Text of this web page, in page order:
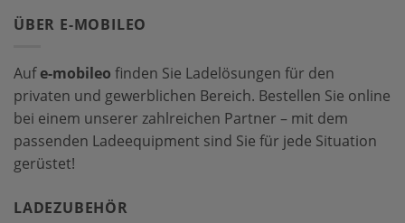
ÜBER E-MOBILEO
Aufe-mobileo finden Sie Ladelösungen für den
privaten und gewerblichen Bereich. Bestellen Sie online
bei einem unserer zahlreichen Partner – mit dem
passenden Ladeequipment sind Sie für jede Situation
gerüstet!
LADEZUBEHÖR